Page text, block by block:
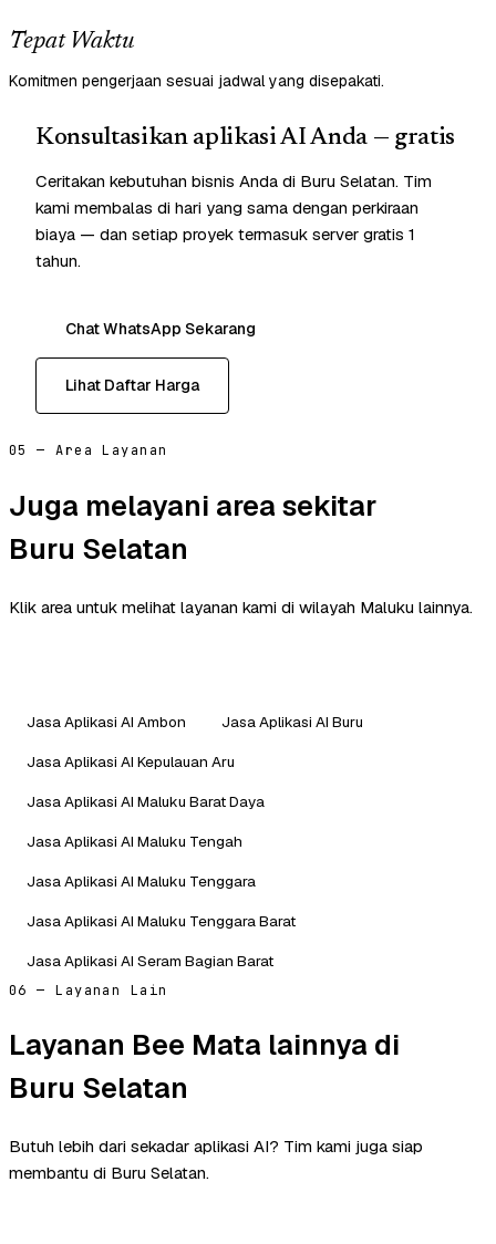
Tepat Waktu
Komitmen pengerjaan sesuai jadwal yang disepakati.
Konsultasikan aplikasi AI Anda — gratis
Ceritakan kebutuhan bisnis Anda di Buru Selatan. Tim
kami membalas di hari yang sama dengan perkiraan
biaya — dan setiap proyek termasuk server gratis 1
tahun.
Chat WhatsApp Sekarang
Lihat Daftar Harga
05 — Area Layanan
Juga melayani area sekitar
Buru Selatan
Klik area untuk melihat layanan kami di wilayah Maluku lainnya.
Jasa Aplikasi AI Ambon
Jasa Aplikasi AI Buru
Jasa Aplikasi AI Kepulauan Aru
Jasa Aplikasi AI Maluku Barat Daya
Jasa Aplikasi AI Maluku Tengah
Jasa Aplikasi AI Maluku Tenggara
Jasa Aplikasi AI Maluku Tenggara Barat
Jasa Aplikasi AI Seram Bagian Barat
06 — Layanan Lain
Layanan Bee Mata lainnya di
Buru Selatan
Butuh lebih dari sekadar aplikasi AI? Tim kami juga siap
membantu di Buru Selatan.